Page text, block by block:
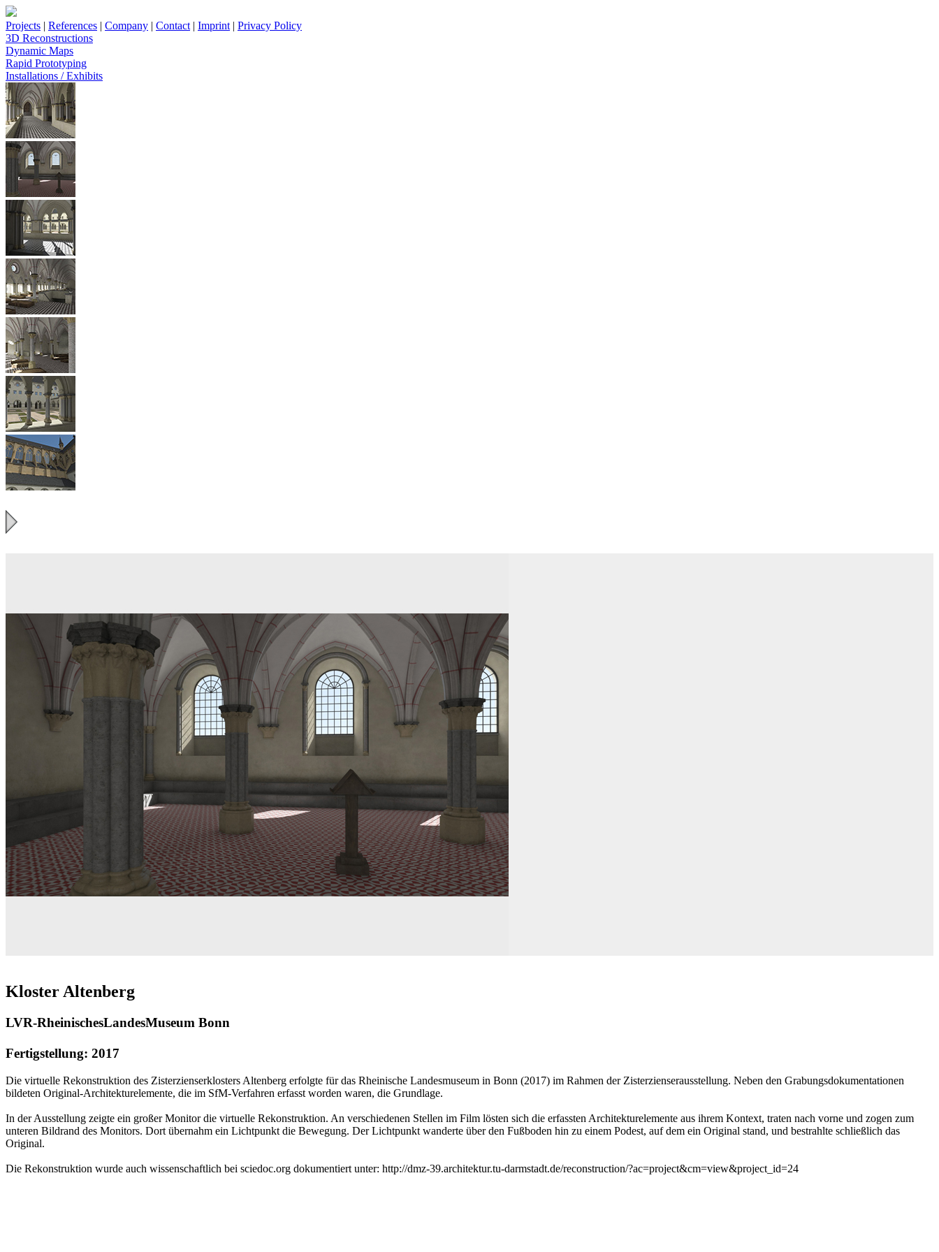
Projects | References | Company | Contact | Imprint | Privacy Policy
3D Reconstructions
Dynamic Maps
Rapid Prototyping
Installations / Exhibits
Kloster Altenberg
LVR-RheinischesLandesMuseum Bonn
Fertigstellung: 2017
Die virtuelle Rekonstruktion des Zisterzienserklosters Altenberg erfolgte für das Rheinische Landesmuseum in Bonn (2017) im Rahmen der Zisterzienserausstellung. Neben den Grabungsdokumentationen
bildeten Original-Architekturelemente, die im SfM-Verfahren erfasst worden waren, die Grundlage.
In der Ausstellung zeigte ein großer Monitor die virtuelle Rekonstruktion. An verschiedenen Stellen im Film lösten sich die erfassten Architekturelemente aus ihrem Kontext, traten nach vorne und zogen zum
unteren Bildrand des Monitors. Dort übernahm ein Lichtpunkt die Bewegung. Der Lichtpunkt wanderte über den Fußboden hin zu einem Podest, auf dem ein Original stand, und bestrahlte schließlich das
Original.
Die Rekonstruktion wurde auch wissenschaftlich bei sciedoc.org dokumentiert unter: http://dmz-39.architektur.tu-darmstadt.de/reconstruction/?ac=project&cm=view&project_id=24